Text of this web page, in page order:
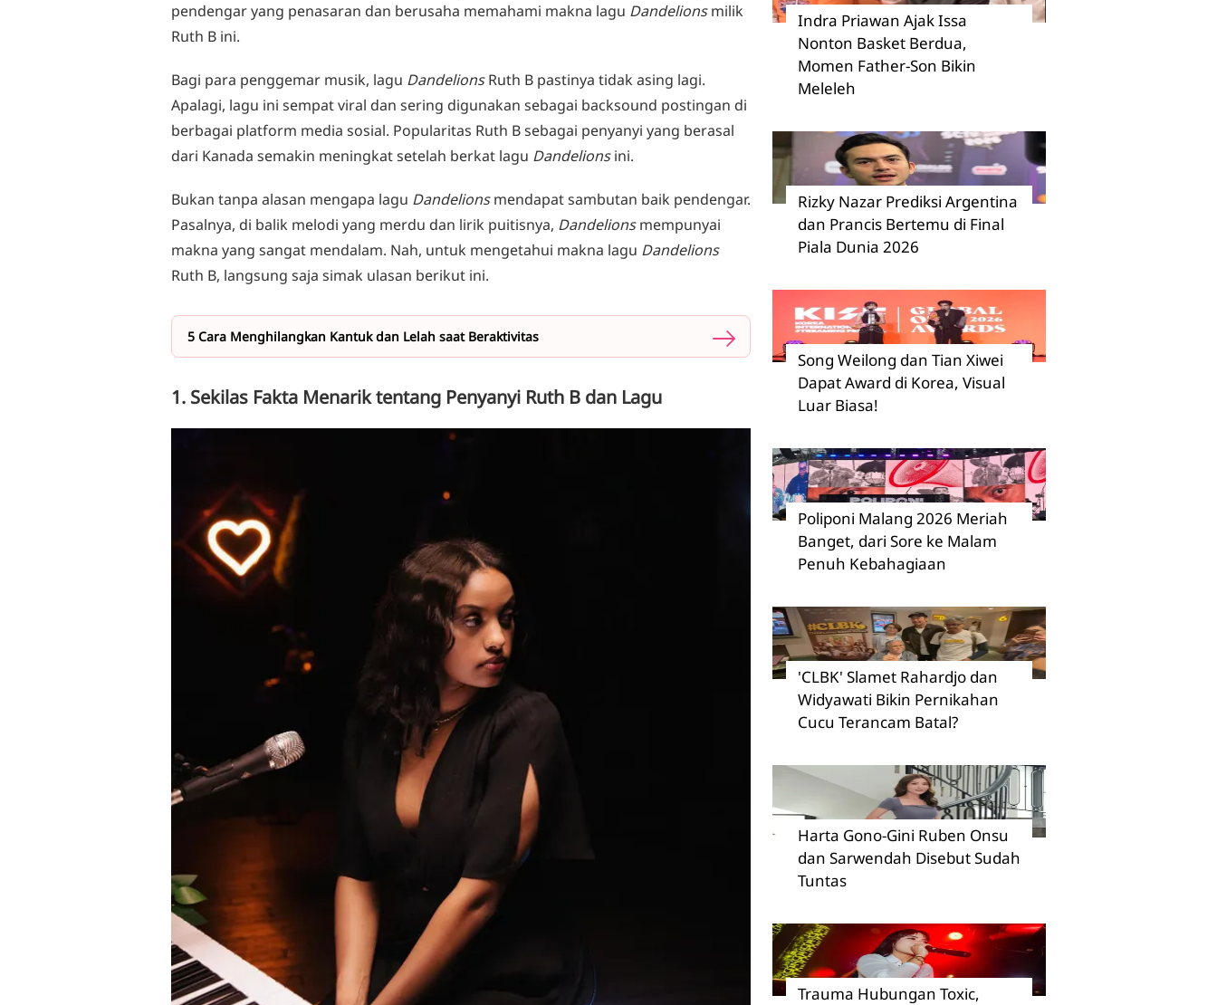
pendengar yang penasaran dan berusaha memahami makna lagu Dandelionsmilik
Ruth B ini.
Bagi para penggemar musik, lagu DandelionsRuth B pastinya tidak asing lagi.
Apalagi, lagu ini sempat viral dan sering digunakan sebagai backsound postingan di
berbagai platform media sosial. Popularitas Ruth B sebagai penyanyi yang berasal
dari Kanada semakin meningkat setelah berkat lagu Dandelionsini.
Bukan tanpa alasan mengapa lagu Dandelionsmendapat sambutan baik pendengar.
Pasalnya, di balik melodi yang merdu dan lirik puitisnya, Dandelionsmempunyai
makna yang sangat mendalam. Nah, untuk mengetahui makna lagu Dandelions
Ruth B, langsung saja simak ulasan berikut ini.
5 Cara Menghilangkan Kantuk dan Lelah saat Beraktivitas
1. Sekilas Fakta Menarik tentang Penyanyi Ruth B dan Lagu
Indra Priawan Ajak Issa
Nonton Basket Berdua,
Momen Father-Son Bikin
Meleleh
Rizky Nazar Prediksi Argentina
dan Prancis Bertemu di Final
Piala Dunia 2026
Song Weilong dan Tian Xiwei
Dapat Award di Korea, Visual
Luar Biasa!
Poliponi Malang 2026 Meriah
Banget, dari Sore ke Malam
Penuh Kebahagiaan
'CLBK' Slamet Rahardjo dan
Widyawati Bikin Pernikahan
Cucu Terancam Batal?
Harta Gono-Gini Ruben Onsu
dan Sarwendah Disebut Sudah
Tuntas
Trauma Hubungan Toxic,